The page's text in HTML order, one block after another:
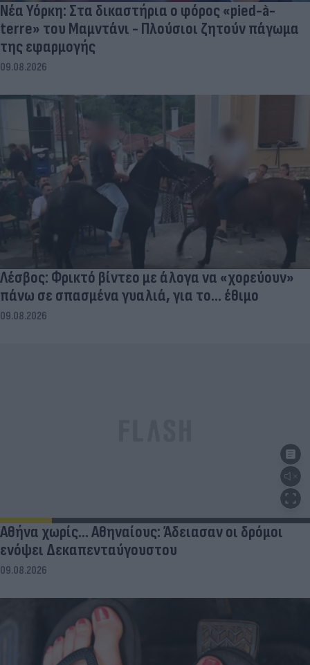
Νέα Υόρκη: Στα δικαστήρια ο φόρος «pied-à-
terre» του Μαμντάνι - Πλούσιοι ζητούν πάγωμα
της εφαρμογής
09.08.2026
Λέσβος: Φρικτό βίντεο με άλογα να «χορεύουν»
πάνω σε σπασμένα γυαλιά, για το... έθιμο
09.08.2026
Αθήνα χωρίς… Αθηναίους: Άδειασαν οι δρόμοι
ενόψει Δεκαπενταύγουστου
09.08.2026